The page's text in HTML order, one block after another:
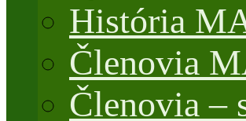
História
Členovia
Členovia –